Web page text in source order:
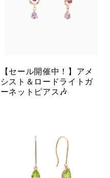
【セール開催中！】アメ
シスト＆ロードライトガ
ーネットピアス🎶